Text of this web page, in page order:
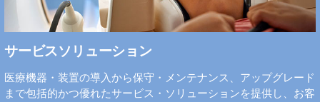
サービスソリューション
医療機器・装置の導入から保守・メンテナンス、アップグレード
まで包括的かつ優れたサービス・ソリューションを提供し、お客